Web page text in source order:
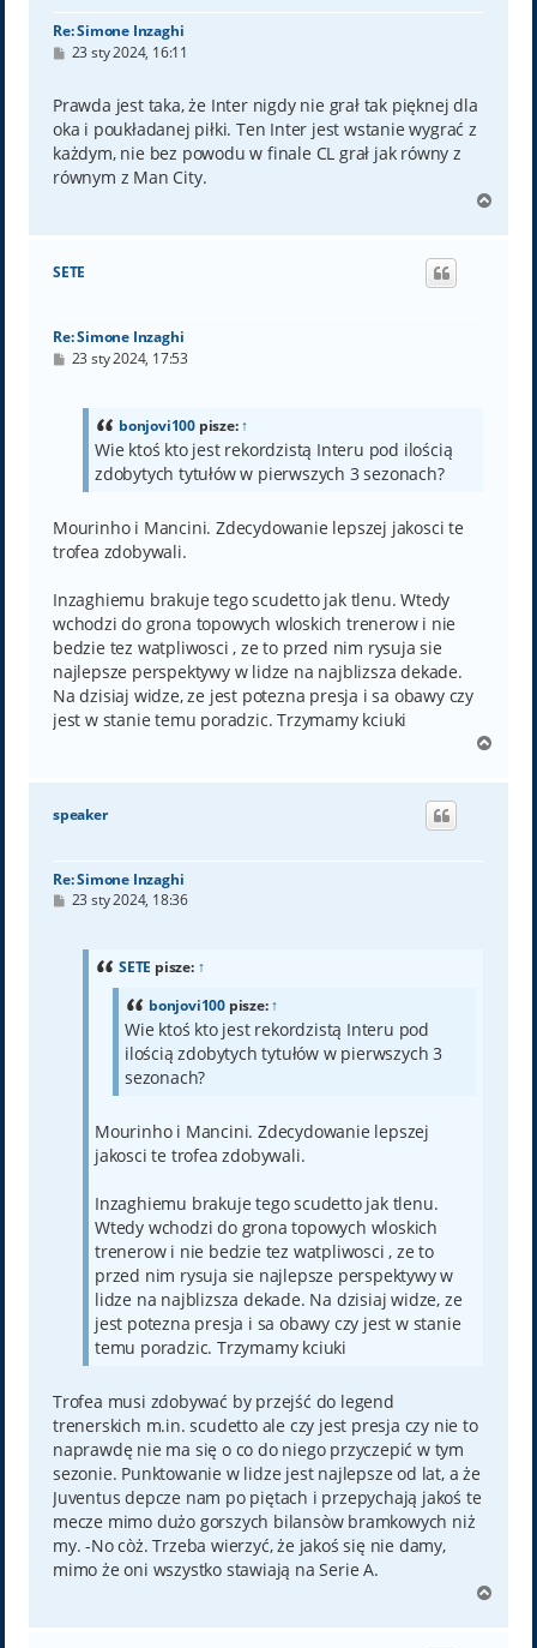
Re: Simone Inzaghi
P
t
23 sty 2024, 16:11
Prawda jest taka, że Inter nigdy nie grał tak pięknej dla
oka i poukładanej piłki. Ten Inter jest wstanie wygrać z
każdym, nie bez powodu w finale CL grał jak równy z
równym z Man City.
g
SETE
Re: Simone Inzaghi
P23 sty 2024, 17:53
bonjovi100pisze:↑
Wie ktoś kto jest rekordzistą Interu pod ilością
zdobytych tytułów w pierwszych 3 sezonach?
Mourinho i Mancini. Zdecydowanie lepszej jakosci te
trofea zdobywali.
Inzaghiemu brakuje tego scudetto jak tlenu. Wtedy
wchodzi do grona topowych wloskich trenerow i nie
bedzie tez watpliwosci , ze to przed nim rysuja sie
najlepsze perspektywy w lidze na najblizsza dekade.
Na dzisiaj widze, ze jest potezna presja i sa obawy czy
jest w stanie temu poradzic. Trzymamy kciuki
g
speaker
Re: Simone Inzaghi
P23 sty 2024, 18:36
SETE pisze: ↑
bonjovi100pisze:↑
Wie ktoś kto jest rekordzistą Interu pod
ilością zdobytych tytułów w pierwszych 3
sezonach?
Mourinho i Mancini. Zdecydowanie lepszej
jakosci te trofea zdobywali.
Inzaghiemu brakuje tego scudetto jak tlenu.
Wtedy wchodzi do grona topowych wloskich
trenerow i nie bedzie tez watpliwosci , ze to
przed nim rysuja sie najlepsze perspektywy w
lidze na najblizsza dekade. Na dzisiaj widze, ze
jest potezna presja i sa obawy czy jest w stanie
temu poradzic. Trzymamy kciuki
Trofea musi zdobywać by przejść do legend
trenerskich m.in. scudetto ale czy jest presja czy nie to
naprawdę nie ma się o co do niego przyczepić w tym
sezonie. Punktowanie w lidze jest najlepsze od lat, a że
Juventus depcze nam po piętach i przepychają jakoś te
mecze mimo dużo gorszych bilansòw bramkowych niż
my. -No còż. Trzeba wierzyć, że jakoś się nie damy,
mimo że oni wszystko stawiają na Serie A.
g